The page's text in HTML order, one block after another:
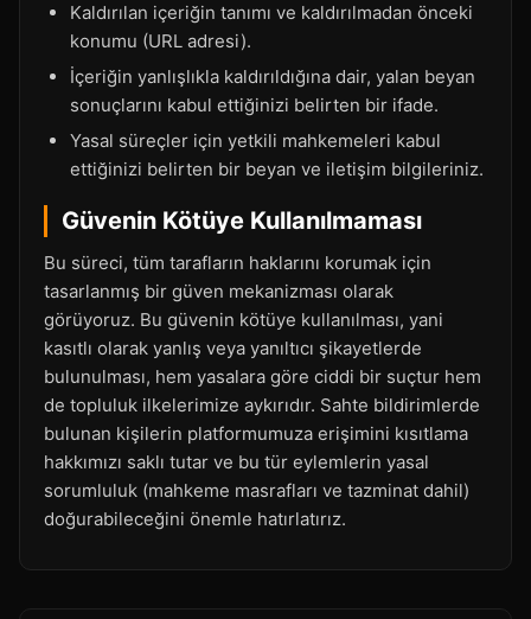
Kaldırılan içeriğin tanımı ve kaldırılmadan önceki
konumu (URL adresi).
İçeriğin yanlışlıkla kaldırıldığına dair, yalan beyan
sonuçlarını kabul ettiğinizi belirten bir ifade.
Yasal süreçler için yetkili mahkemeleri kabul
ettiğinizi belirten bir beyan ve iletişim bilgileriniz.
Güvenin Kötüye Kullanılmaması
Bu süreci, tüm tarafların haklarını korumak için
tasarlanmış bir güven mekanizması olarak
görüyoruz. Bu güvenin kötüye kullanılması, yani
kasıtlı olarak yanlış veya yanıltıcı şikayetlerde
bulunulması, hem yasalara göre ciddi bir suçtur hem
de topluluk ilkelerimize aykırıdır. Sahte bildirimlerde
bulunan kişilerin platformumuza erişimini kısıtlama
hakkımızı saklı tutar ve bu tür eylemlerin yasal
sorumluluk (mahkeme masrafları ve tazminat dahil)
doğurabileceğini önemle hatırlatırız.